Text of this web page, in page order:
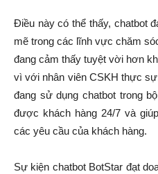
Điều này có thể thấy, chatbot
mẽ trong các lĩnh vực chăm
đang cảm thấy tuyệt vời hơn
vì với nhân viên CSKH thực
đang sử dụng chatbot trong
được khách hàng 24/7 và
các yêu cầu của khách hàng.
Sự kiện chatbot BotStar đạt